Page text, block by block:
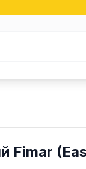
Fimar